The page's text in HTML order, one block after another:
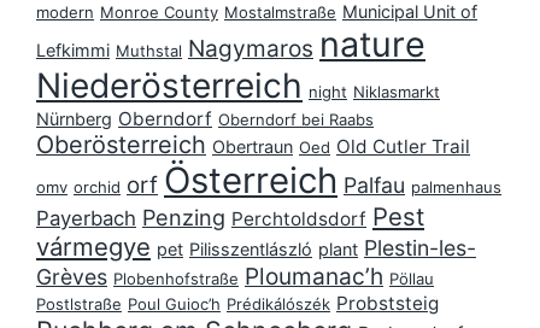
modern Monroe County Mostalmstraße Municipal Unit of
Lefkimmi Muthstal Nagymaros nature
Niederösterreich night Niklasmarkt
Nürnberg Oberndorf Oberndorf bei Raabs
Oberösterreich Obertraun Oed Old Cutler Trail
omv orchid orf Österreich Palfau palmenhaus
Payerbach Penzing Perchtoldsdorf Pest
vármegye pet Pilisszentlászló plant Plestin-les-
Grèves Plobenhofstraße Ploumanac’h Pöllau
Postlstraße Poul Guioc’h Prédikálószék Probststeig